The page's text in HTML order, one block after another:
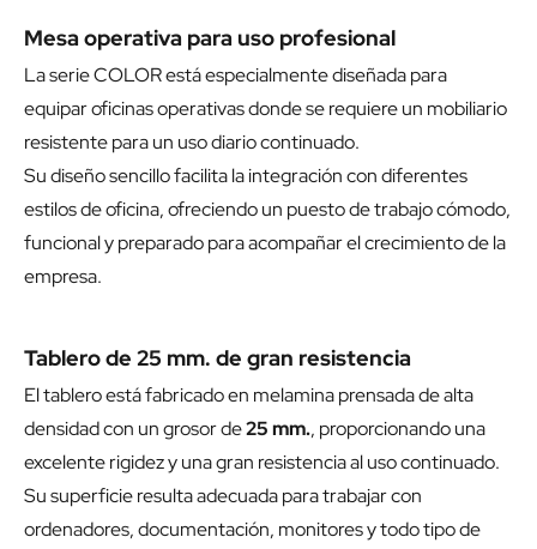
Mesa operativa para uso profesional
La serie COLOR está especialmente diseñada para
equipar oficinas operativas donde se requiere un mobiliario
resistente para un uso diario continuado.
Su diseño sencillo facilita la integración con diferentes
estilos de oficina, ofreciendo un puesto de trabajo cómodo,
funcional y preparado para acompañar el crecimiento de la
empresa.
Tablero de 25 mm. de gran resistencia
El tablero está fabricado en melamina prensada de alta
densidad con un grosor de25 mm., proporcionando una
excelente rigidez y una gran resistencia al uso continuado.
Su superficie resulta adecuada para trabajar con
ordenadores, documentación, monitores y todo tipo de